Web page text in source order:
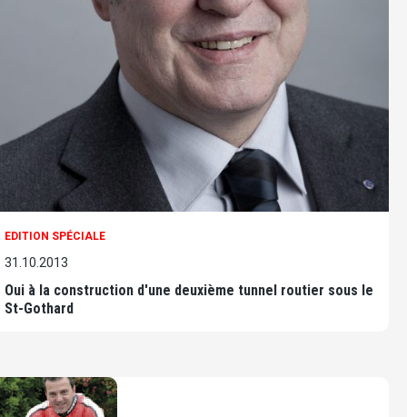
EDITION SPÉCIALE
31.10.2013
Oui à la construction d'une deuxième tunnel routier sous le
St-Gothard